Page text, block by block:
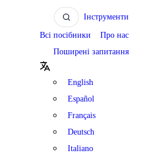
Інструменти
Всі посібники
Про нас
Поширені запитання
English
Español
Français
Deutsch
Italiano